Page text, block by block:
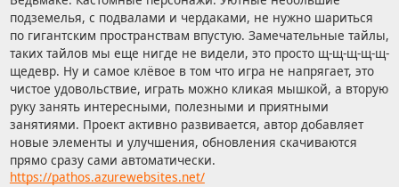
подземелья, с подвалами и чердаками, не нужно шариться
по гигантским пространствам впустую. Замечательные тайлы,
таких тайлов мы еще нигде не видели, это просто щ-щ-щ-щ-щ-
щедевр. Ну и самое клёвое в том что игра не напрягает, это
чистое удовольствие, играть можно кликая мышкой, а вторую
руку занять интересными, полезными и приятными
занятиями. Проект активно развивается, автор добавляет
новые элементы и улучшения, обновления скачиваются
прямо сразу сами автоматически.
https://pathos.azurewebsites.net/